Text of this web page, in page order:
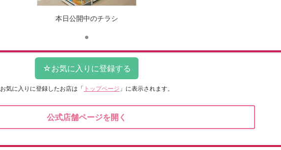
本日公開中のチラシ
お気に入りに登録したお店は 「 トップページ 」に表示されます。
公式店舗ページを開く